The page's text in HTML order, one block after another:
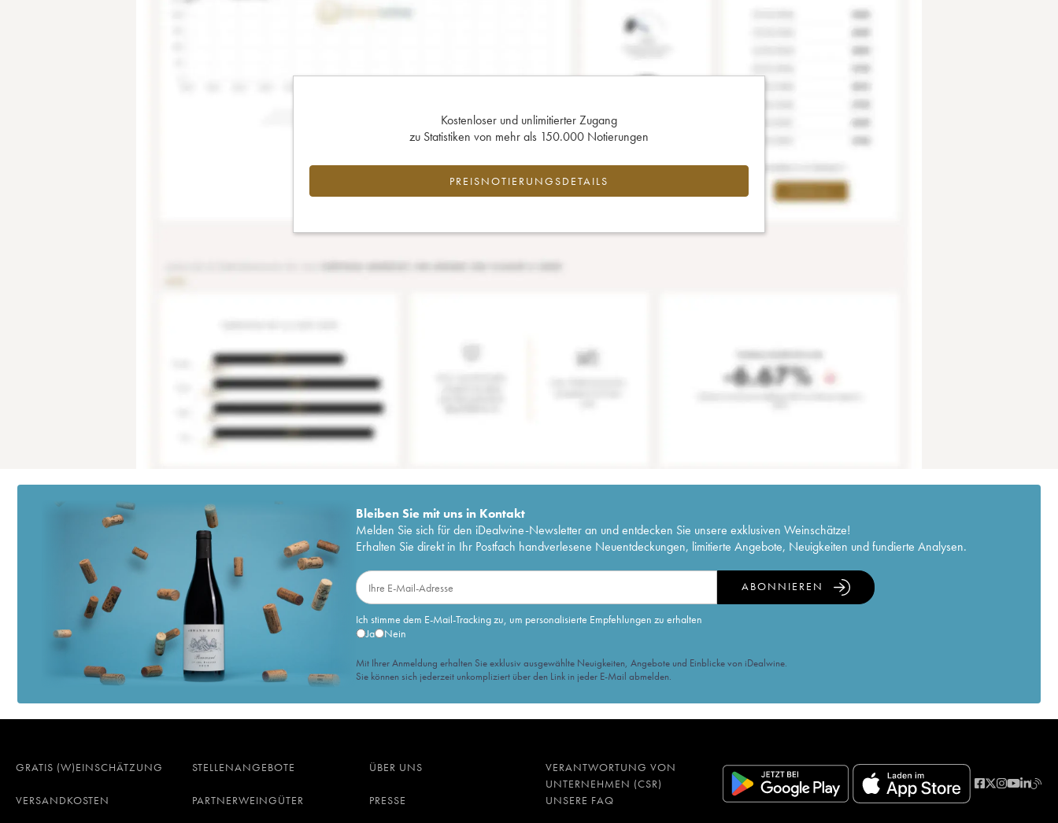
Kostenloser und unlimitierter Zugang
zu Statistiken von mehr als 150.000 Notierungen
PREISNOTIERUNGSDETAILS
Bleiben Sie mit uns in Kontakt
Melden Sie sich für den iDealwine-Newsletter an und entdecken Sie unsere exklusiven Weinschätze!
Erhalten Sie direkt in Ihr Postfach handverlesene Neuentdeckungen, limitierte Angebote, Neuigkeiten und fundierte Analysen.
Ich stimme dem E-Mail-Tracking zu, um personalisierte Empfehlungen zu erhalten
Ja
Nein
ABONNIEREN
Mit Ihrer Anmeldung erhalten Sie exklusiv ausgewählte Neuigkeiten, Angebote und Einblicke von iDealwine.
Sie können sich jederzeit unkompliziert über den Link in jeder E-Mail abmelden.
GRATIS (W)EINSCHÄTZUNG STELLENANGEBOTE ÜBER UNS
VERANTWORTUNG VON
UNTERNEHMEN (CSR)
VERSANDKOSTEN
PARTNERWEINGÜTER PRESSE UNSERE FAQ